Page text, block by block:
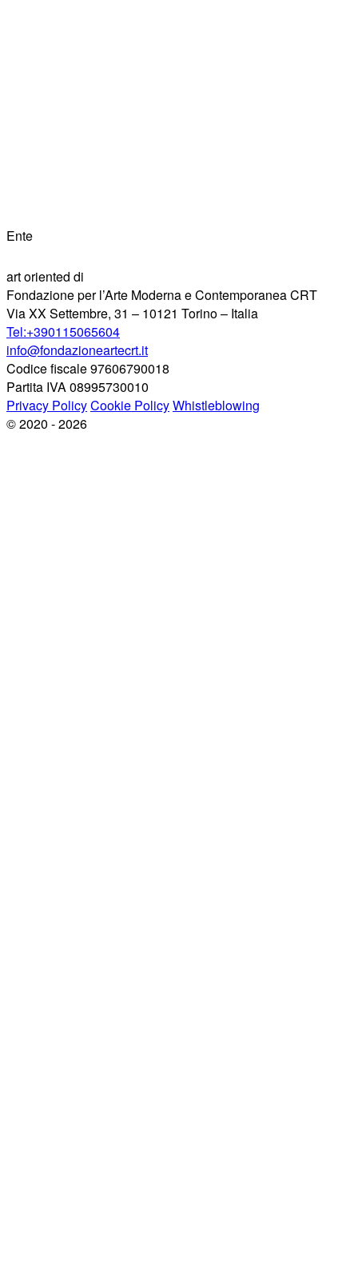
Ente
art oriented di
Fondazione per l’Arte Moderna e Contemporanea CRT
Via XX Settembre, 31 – 10121 Torino – Italia
Tel:+390115065604
info@fondazioneartecrt.it
Codice fiscale 97606790018
Partita IVA 08995730010
Privacy PolicyCookie PolicyWhistleblowing
© 2020 - 2026